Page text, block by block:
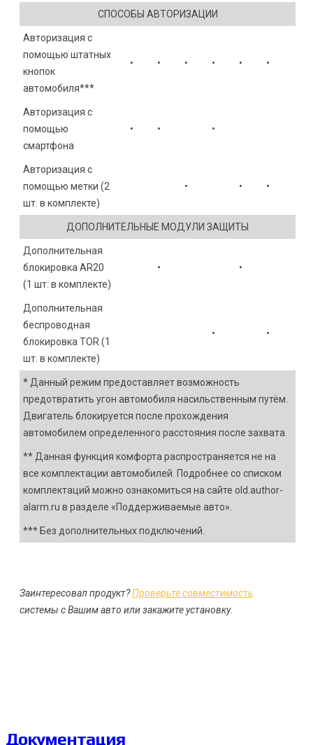
СПОСОБЫ АВТОРИЗАЦИИ
Авторизация с
помощью штатных
кнопок
автомобиля***
• • • • • •
Авторизация с
помощью
смартфона
• • •
Авторизация с
помощью метки (2
шт. в комплекте)
• • •
ДОПОЛНИТЕЛЬНЫЕ МОДУЛИ ЗАЩИТЫ
Дополнительная
блокировка AR20
(1 шт. в комплекте)
• •
Дополнительная
беспроводная
блокировка TOR (1
шт. в комплекте)
• •
* Данный режим предоставляет возможность
предотвратить угон автомобиля насильственным путём.
Двигатель блокируется после прохождения
автомобилем определенного расстояния после захвата.
** Данная функция комфорта распространяется не на
все комплектации автомобилей. Подробнее со списком
комплектаций можно ознакомиться на сайте old.author-
alarm.ru в разделе «Поддерживаемые авто».
*** Без дополнительных подключений.
Заинтересовал продукт?Проверьте совместимость
системы с Вашим авто или закажите установку.
Документация